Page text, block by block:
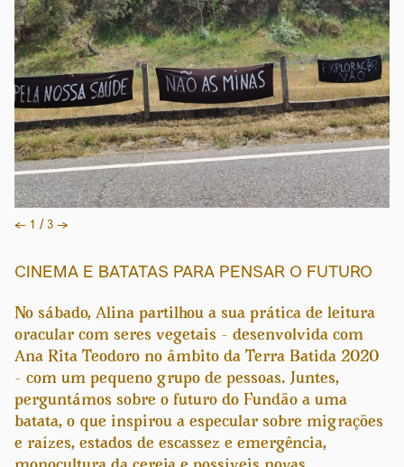
← 1 / 3 →
Previous Next
CINEMA E BATATAS PARA PENSAR O FUTURO
No sábado, Alina partilhou a sua prática de leitura
oracular com seres vegetais – desenvolvida com
Ana Rita Teodoro no âmbito da Terra Batida 2020
– com um pequeno grupo de pessoas. Juntes,
perguntámos sobre o futuro do Fundão a uma
batata, o que inspirou a especular sobre migrações
e raízes, estados de escassez e emergência,